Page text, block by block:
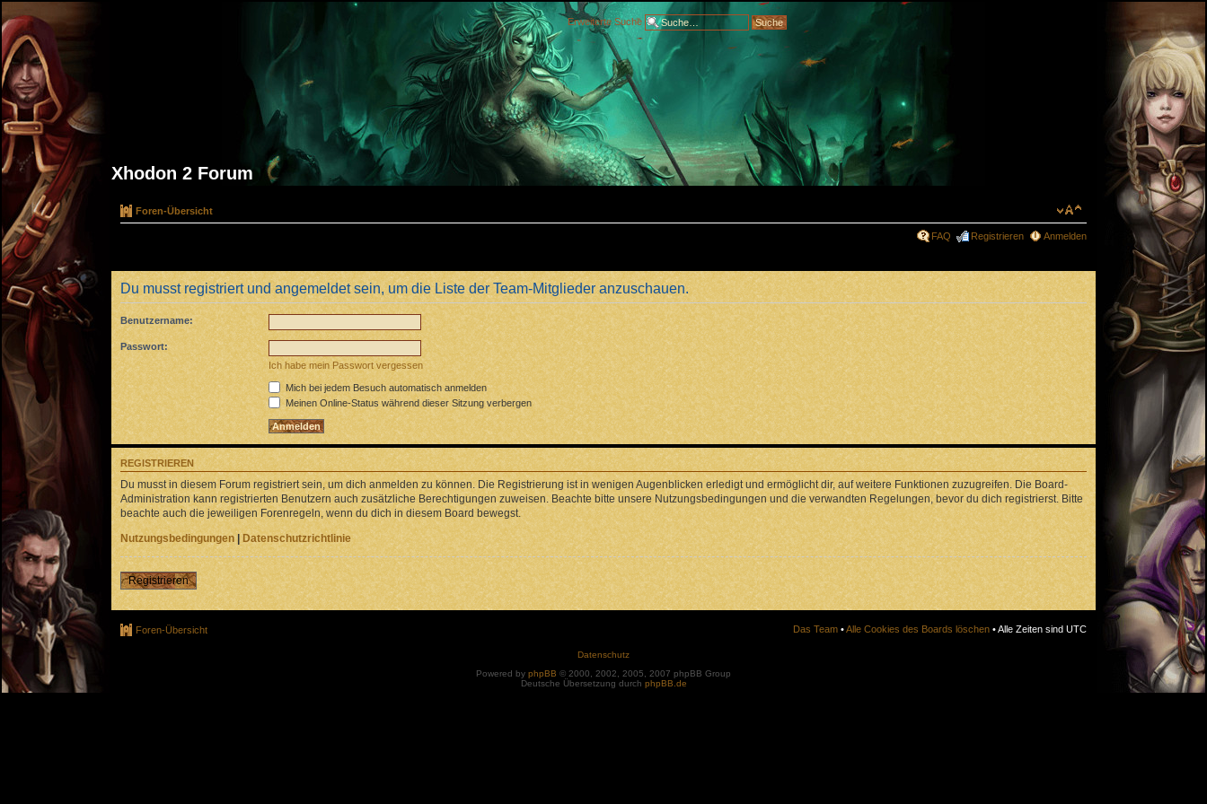
Erweiterte Suche
Xhodon 2 Forum
Foren-Übersicht
FAQ Registrieren Anmelden
Du musst registriert und angemeldet sein, um die Liste der Team-Mitglieder anzuschauen.
Benutzername:
Passwort:
Ich habe mein Passwort vergessen
Mich bei jedem Besuch automatisch anmelden
Meinen Online-Status während dieser Sitzung verbergen
REGISTRIEREN
Du musst in diesem Forum registriert sein, um dich anmelden zu können. Die Registrierung ist in wenigen Augenblicken erledigt und ermöglicht dir, auf weitere Funktionen zuzugreifen. Die Board-
Administration kann registrierten Benutzern auch zusätzliche Berechtigungen zuweisen. Beachte bitte unsere Nutzungsbedingungen und die verwandten Regelungen, bevor du dich registrierst. Bitte
beachte auch die jeweiligen Forenregeln, wenn du dich in diesem Board bewegst.
Nutzungsbedingungen|Datenschutzrichtlinie
Registrieren
Foren-Übersicht Das Team •Alle Cookies des Boards löschen • Alle Zeiten sind UTC
Datenschutz
Powered by phpBB © 2000, 2002, 2005, 2007 phpBB Group
Deutsche Übersetzung durch phpBB.de